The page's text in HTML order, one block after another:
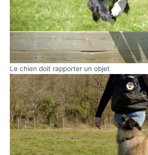
Le chien doit rapporter un objet